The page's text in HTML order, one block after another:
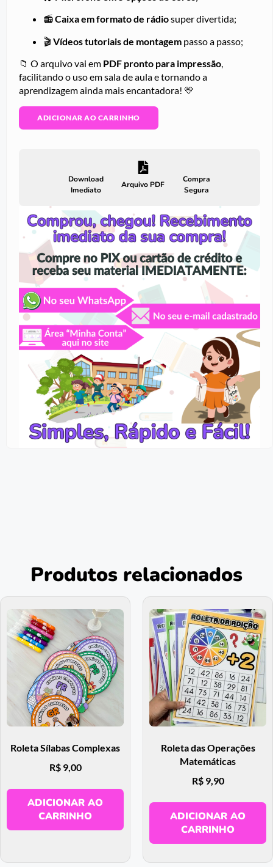
📻Caixa em formato de rádiosuper divertida;
🎬Vídeos tutoriais de montagem passo a passo;
📁 O arquivo vai em PDF pronto para impressão,
facilitando o uso em sala de aula e tornando a
aprendizagem ainda mais encantadora! 💛
ADICIONAR AO CARRINHO
Download
Imediato
Arquivo PDF
Compra
Segura
Produtos relacionados
Roleta Sílabas Complexas
R$9,00
ADICIONAR AO
CARRINHO
Roleta das Operações
Matemáticas
R$9,90
ADICIONAR AO
CARRINHO